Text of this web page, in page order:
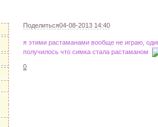
Поделиться04-08-2013 14:40
я этими растаманами вообще не играю,
получилось что симка стала растаманом
0